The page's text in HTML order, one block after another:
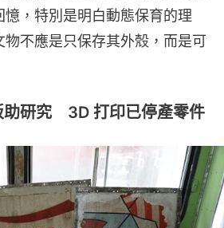
，特別是明白動態保育的理
不應是只保存其外殼，而是可
助研究 3D 打印已停產零件